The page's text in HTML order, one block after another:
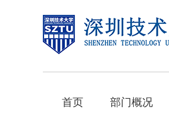
首页 部门概况